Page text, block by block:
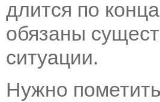
длится по
обязаны
ситуации.
Нужно